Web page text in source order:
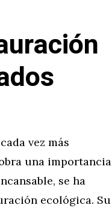
vez más
una importancia
se ha
ecológica. Su